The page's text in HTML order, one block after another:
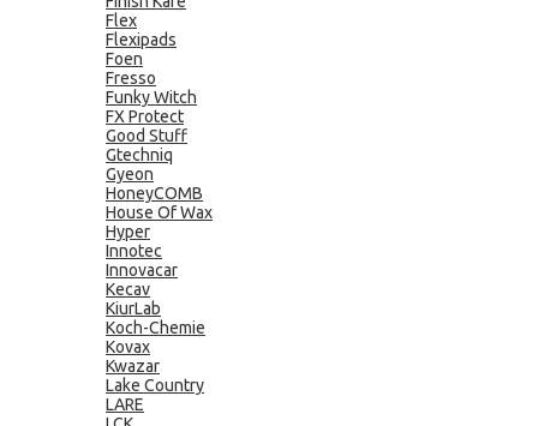
Flex
Flexipads
Foen
Fresso
Funky Witch
FX Protect
Good Stuff
Gtechniq
Gyeon
HoneyCOMB
House Of Wax
Hyper
Innotec
Innovacar
Kecav
KiurLab
Koch-Chemie
Kovax
Kwazar
Lake Country
LARE